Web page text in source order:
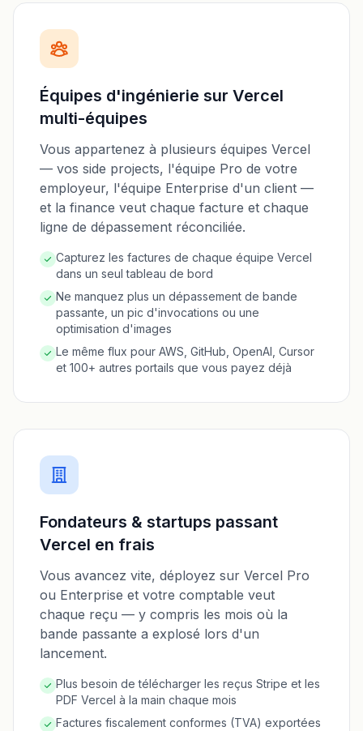
Équipes d'ingénierie sur Vercel
multi-équipes
Vous appartenez à plusieurs équipes Vercel
— vos side projects, l'équipe Pro de votre
employeur, l'équipe Enterprise d'un client —
et la finance veut chaque facture et chaque
ligne de dépassement réconciliée.
Capturez les factures de chaque équipe Vercel
dans un seul tableau de bord
Ne manquez plus un dépassement de bande
passante, un pic d'invocations ou une
optimisation d'images
Le même flux pour AWS, GitHub, OpenAI, Cursor
et 100+ autres portails que vous payez déjà
Fondateurs & startups passant
Vercel en frais
Vous avancez vite, déployez sur Vercel Pro
ou Enterprise et votre comptable veut
chaque reçu — y compris les mois où la
bande passante a explosé lors d'un
lancement.
Plus besoin de télécharger les reçus Stripe et les
PDF Vercel à la main chaque mois
Factures fiscalement conformes (TVA) exportées